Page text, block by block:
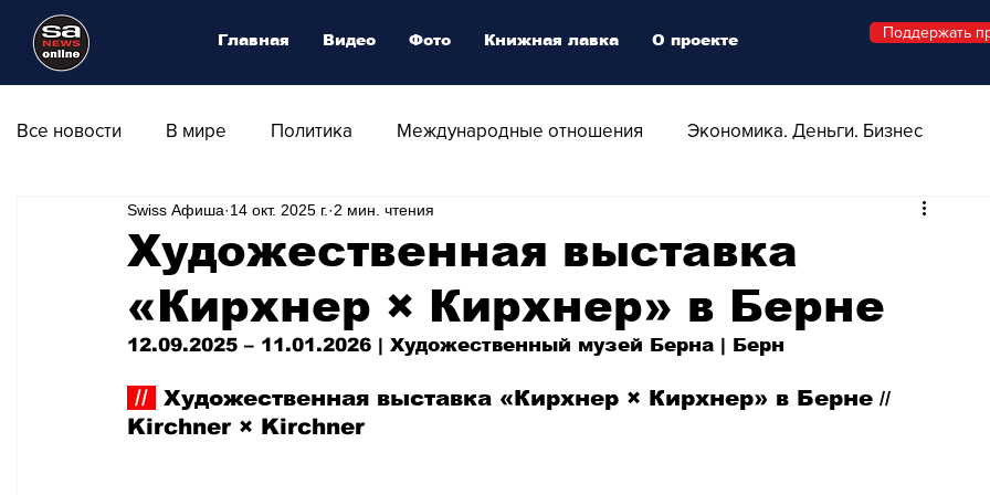
Все новости В мире Политика Международные отношения Экономика. Деньги. Бизнес
Общество Армия Аналитика Наука и Технологии
Транспорт Культура Магия искусства Swiss Афиша Стиль Стильный четверг
Природа - Климат Туризм Спорт Фото Видео Русская Швейцария
Художественная выставка
«Кирхнер × Кирхнер» в Берне
Swiss Афиша 14 окт. 2025 г. 2 мин. чтения
12.09.2025 – 11.01.2026 | Художественный музей Берна | Берн
// Художественная выставка «Кирхнер × Кирхнер» в Берне //
Kirchner × Kirchner
Главная Видео Фото Книжная лавка О проекте Поддержать